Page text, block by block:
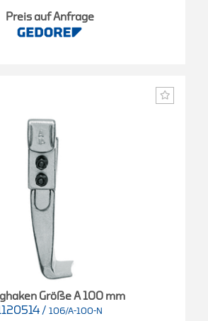
Preis auf Anfrage
Größe A 100 mm
/ 106/A-100-N